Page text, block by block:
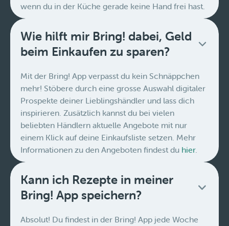
wenn du in der Küche gerade keine Hand frei hast.
Wie hilft mir Bring! dabei, Geld
beim Einkaufen zu sparen?
Mit der Bring! App verpasst du kein Schnäppchen
mehr! Stöbere durch eine grosse Auswahl digitaler
Prospekte deiner Lieblingshändler und lass dich
inspirieren. Zusätzlich kannst du bei vielen
beliebten Händlern aktuelle Angebote mit nur
einem Klick auf deine Einkaufsliste setzen. Mehr
Informationen zu den Angeboten findest du hier.
Kann ich Rezepte in meiner
Bring! App speichern?
Absolut! Du findest in der Bring! App jede Woche